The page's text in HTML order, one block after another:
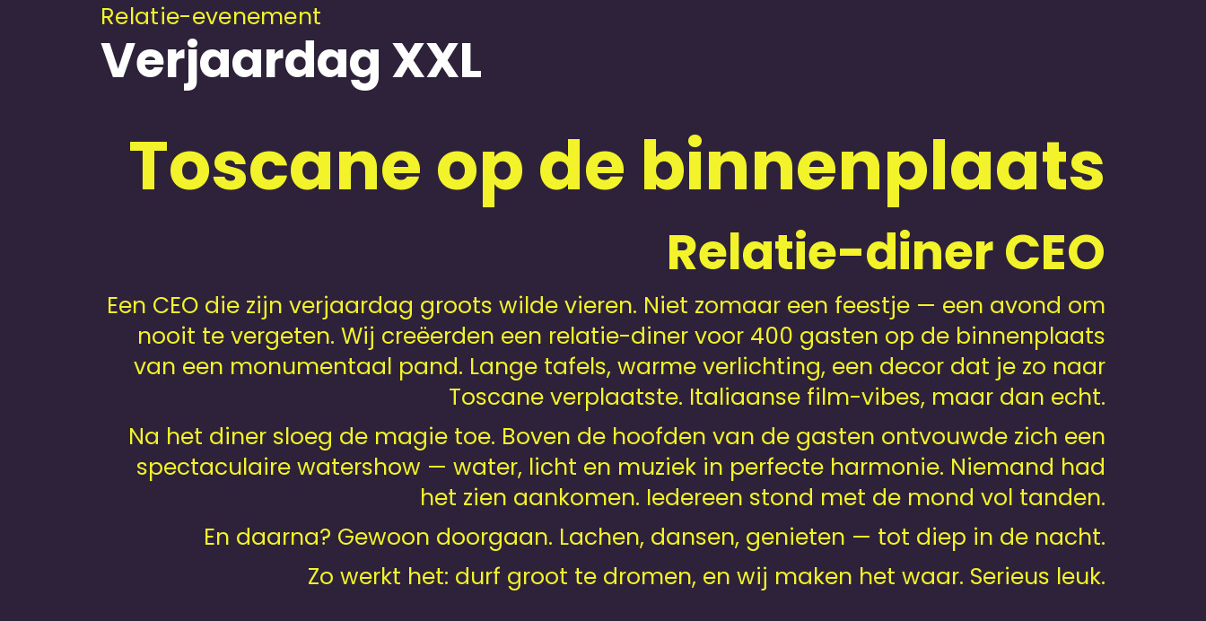
Relatie-evenement
Verjaardag XXL
Toscane op de binnenplaats
Relatie-diner CEO
Een CEO die zijn verjaardag groots wilde vieren. Niet zomaar een feestje — een avond om
nooit te vergeten. Wij creëerden een relatie-diner voor 400 gasten op de binnenplaats
van een monumentaal pand. Lange tafels, warme verlichting, een decor dat je zo naar
Toscane verplaatste. Italiaanse film-vibes, maar dan echt.
Na het diner sloeg de magie toe. Boven de hoofden van de gasten ontvouwde zich een
spectaculaire watershow — water, licht en muziek in perfecte harmonie. Niemand had
het zien aankomen. Iedereen stond met de mond vol tanden.
En daarna? Gewoon doorgaan. Lachen, dansen, genieten — tot diep in de nacht.
Zo werkt het: durf groot te dromen, en wij maken het waar. Serieus leuk.